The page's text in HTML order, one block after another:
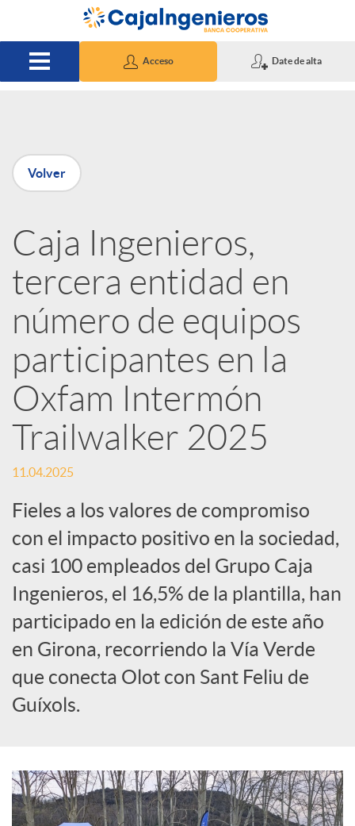
Saltar al contenido principal
Acceso Date de alta
P
u
b
l
i
c
a
d
o
r
d
e
o
Volver
Caja Ingenieros,
tercera entidad en
número de equipos
participantes en la
Oxfam Intermón
Trailwalker 2025
11.04.2025
Fieles a los valores de compromiso
con el impacto positivo en la sociedad,
casi 100 empleados del Grupo Caja
Ingenieros, el 16,5% de la plantilla, han
participado en la edición de este año
en Girona, recorriendo la Vía Verde
que conecta Olot con Sant Feliu de
Guíxols.